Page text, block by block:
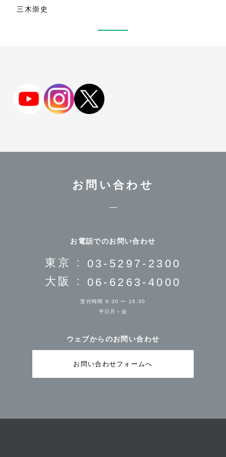
三木崇史
お問い合わせ
お電話でのお問い合わせ
東京 : 03-5297-2300
大阪 : 06-6263-4000
受付時間 9:30 〜 16:30
平日月～金
ウェブからのお問い合わせ
お問い合わせフォームへ